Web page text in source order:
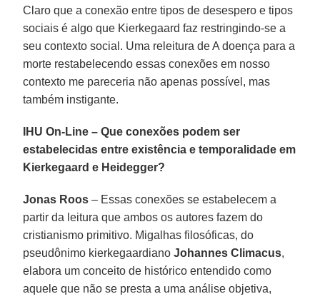
Claro que a conexão entre tipos de desespero e tipos
sociais é algo que Kierkegaard faz restringindo-se a
seu contexto social. Uma releitura de A doença para a
morte restabelecendo essas conexões em nosso
contexto me pareceria não apenas possível, mas
também instigante.
IHU On-Line – Que conexões podem ser
estabelecidas entre existência e temporalidade em
Kierkegaard e Heidegger?
Jonas Roos – Essas conexões se estabelecem a
partir da leitura que ambos os autores fazem do
cristianismo primitivo. Migalhas filosóficas, do
pseudônimo kierkegaardianoJohannes Climacus,
elabora um conceito de histórico entendido como
aquele que não se presta a uma análise objetiva,